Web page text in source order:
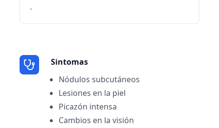
-
Sintomas
Nódulos subcutáneos
Lesiones en la piel
Picazón intensa
Cambios en la visión